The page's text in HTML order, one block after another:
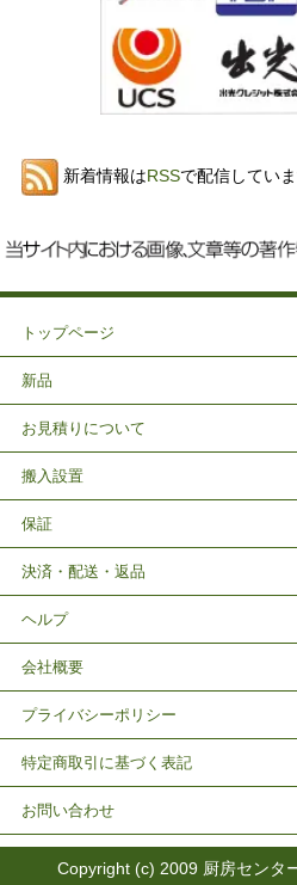
新着情報はRSSで配信していま
トップページ
新品
お見積りについて
搬入設置
保証
決済・配送・返品
ヘルプ
会社概要
プライバシーポリシー
特定商取引に基づく表記
お問い合わせ
Copyright (c) 2009 厨房センタ